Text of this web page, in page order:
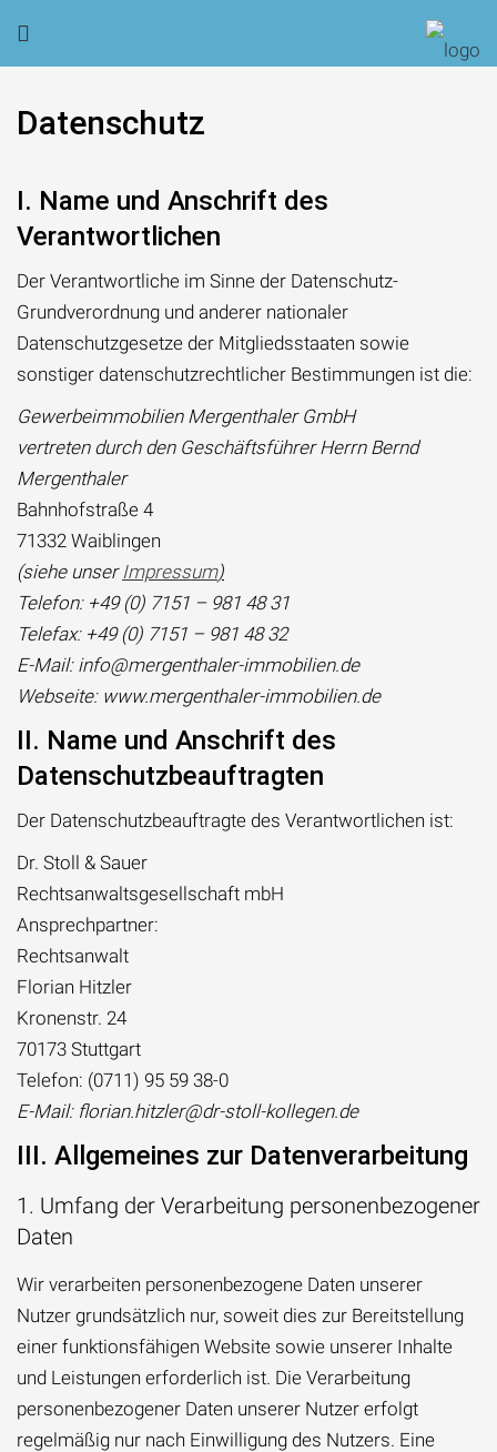
Datenschutz
I. Name und Anschrift des
Verantwortlichen
Der Verantwortliche im Sinne der Datenschutz-
Grundverordnung und anderer nationaler
Datenschutzgesetze der Mitgliedsstaaten sowie
sonstiger datenschutzrechtlicher Bestimmungen ist die:
Gewerbeimmobilien Mergenthaler GmbH
vertreten durch den Geschäftsführer Herrn Bernd
Mergenthaler
Bahnhofstraße 4
71332 Waiblingen
(siehe unserImpressum)
Telefon: +49 (0) 7151 – 981 48 31
Telefax: +49 (0) 7151 – 981 48 32
E-Mail: info@mergenthaler-immobilien.de
Webseite: www.mergenthaler-immobilien.de
II. Name und Anschrift des
Datenschutzbeauftragten
Der Datenschutzbeauftragte des Verantwortlichen ist:
Dr. Stoll & Sauer
Rechtsanwaltsgesellschaft mbH
Ansprechpartner:
Rechtsanwalt
Florian Hitzler
Kronenstr. 24
70173 Stuttgart
Telefon: (0711) 95 59 38-0
E-Mail: florian.hitzler@dr-stoll-kollegen.de
III. Allgemeines zur Datenverarbeitung
1. Umfang der Verarbeitung personenbezogener
Daten
Wir verarbeiten personenbezogene Daten unserer
Nutzer grundsätzlich nur, soweit dies zur Bereitstellung
einer funktionsfähigen Website sowie unserer Inhalte
und Leistungen erforderlich ist. Die Verarbeitung
personenbezogener Daten unserer Nutzer erfolgt
regelmäßig nur nach Einwilligung des Nutzers. Eine